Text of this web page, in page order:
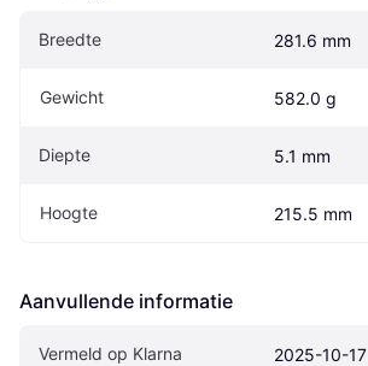
Breedte 281.6 mm
Gewicht 582.0 g
Diepte 5.1 mm
Hoogte 215.5 mm
Aanvullende informatie
Vermeld op Klarna 2025-10-17